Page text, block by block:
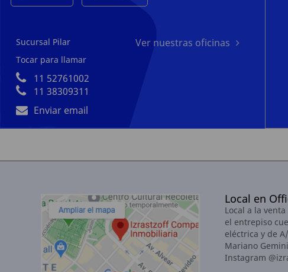
Sucursal Pilar
Tocar para llamar
11 52761002
11 38309311
Enviar email
Ver nuestras oficinas
Local en
Local a la
el entrepiso
eléctrica y de
Mariano
Instagram